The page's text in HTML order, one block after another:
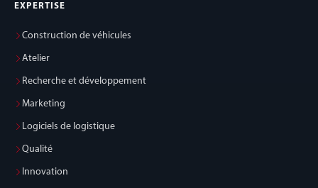
EXPERTISE
Construction de véhicules
Atelier
Recherche et développement
Marketing
Logiciels de logistique
Qualité
Innovation